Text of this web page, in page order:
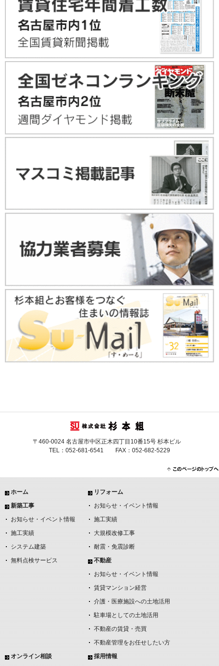
〒460-0024 名古屋市中区正木四丁目10番15号 杉本ビル
TEL：052-681-6541 FAX：052-682-5229
ホーム
新築工事
お知らせ・イベント情報
施工実績
システム建築
無料点検サービス
リフォーム
お知らせ・イベント情報
施工実績
大規模改修工事
耐震・免震診断
不動産
お知らせ・イベント情報
賃貸マンション経営
介護・医療施設への土地活用
駐車場としての土地活用
不動産の賃貸・売買
不動産管理をお任せしたい方
オンライン相談
採用情報